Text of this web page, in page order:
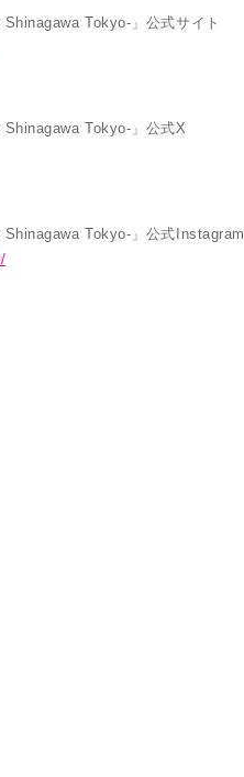
Tokyo-」公式サイト
Tokyo-」公式X
Tokyo-」公式Instagram